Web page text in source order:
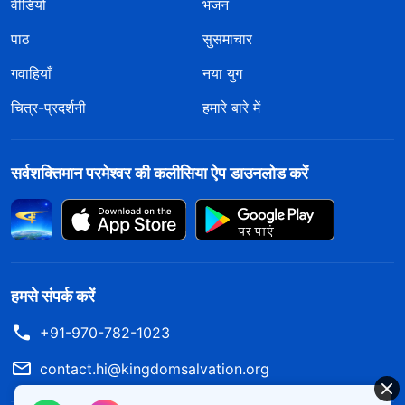
वीडियो
भजन
पाठ
सुसमाचार
गवाहियाँ
नया युग
चित्र-प्रदर्शनी
हमारे बारे में
सर्वशक्तिमान परमेश्वर की कलीसिया ऐप डाउनलोड करें
हमसे संपर्क करें
+91-970-782-1023
contact.hi@kingdomsalvation.org